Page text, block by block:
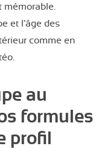
et l’âge des
comme en
au
formules
profil